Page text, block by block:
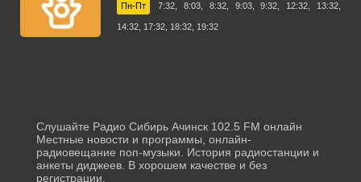
Пн-Пт 7:32, 8:03, 8:32, 9:03, 9:32, 12:32, 13:32,
14:32, 17:32, 18:32, 19:32
Слушайте Радио Сибирь Ачинск 102.5 FM онлайн
Местные новости и программы, онлайн-
радиовещание поп-музыки. История радиостанции и
анкеты диджеев. В хорошем качестве и без
регистрации.